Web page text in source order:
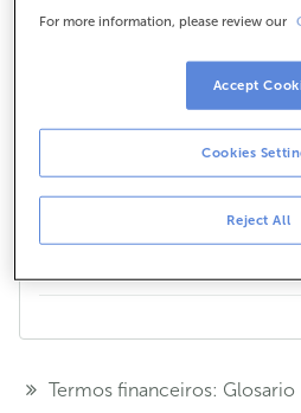
que se aplica nun
exemplo, se pides 100.000 €
do 3% anual, o primeiro ano
concepto de xuros.
¿Te hemos ayudado?
Si No
Termos financeiros: Glosario
For more information, please review our
Reject All
Cookies
Accept